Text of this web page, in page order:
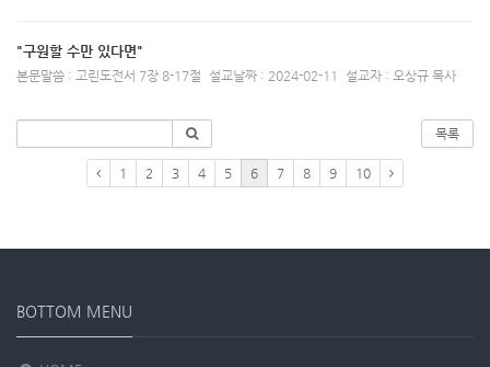
"구원할 수만 있다면"
본문말씀 : 고린도전서 7장 8-17절 설교날짜 : 2024-02-11 설교자 : 오상규 목사
목록
1 2 3 4 5 6 7 8 9 10
BOTTOM MENU